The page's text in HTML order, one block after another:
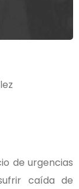
de urgencias
caída de